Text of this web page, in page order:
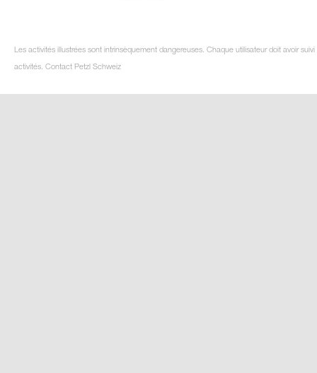
Les activités illustrées sont intrinsèquement dangereuses. Chaque utilisateur doit avoir
activités. Contact Petzl Schweiz